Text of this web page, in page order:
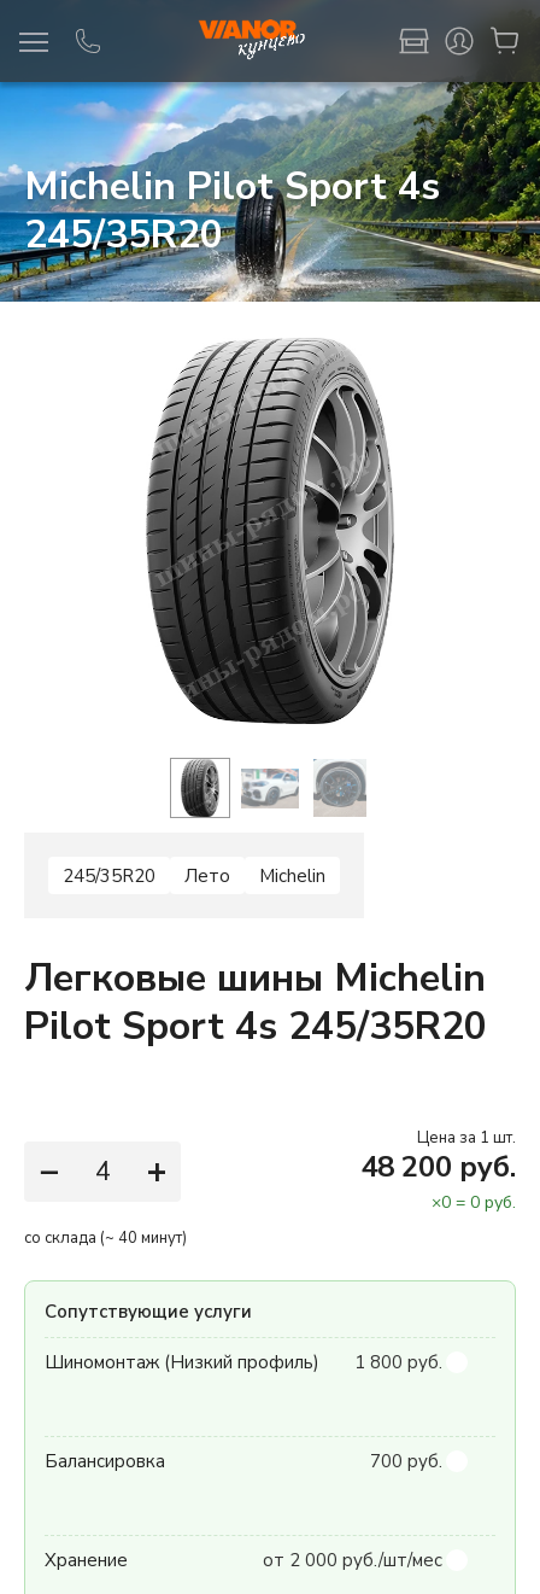
Michelin Pilot Sport 4s
245/35R20
245/35R20 Лето Michelin
Легковые шины Michelin
Pilot Sport 4s 245/35R20
− +
Цена за 1 шт.
48 200 руб.
×0 = 0 руб.
со склада (~ 40 минут)
Сопутствующие услуги
Шиномонтаж (Низкий профиль) 1 800 руб.
Балансировка 700 руб.
Хранение от 2 000 руб./шт/мес
Информация Фото товара